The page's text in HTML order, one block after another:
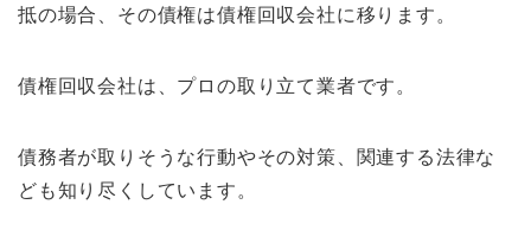
抵の場合、その債権は債権回収会社に移ります。
債権回収会社は、プロの取り立て業者です。
債務者が取りそうな行動やその対策、関連する法律な
ども知り尽くしています。